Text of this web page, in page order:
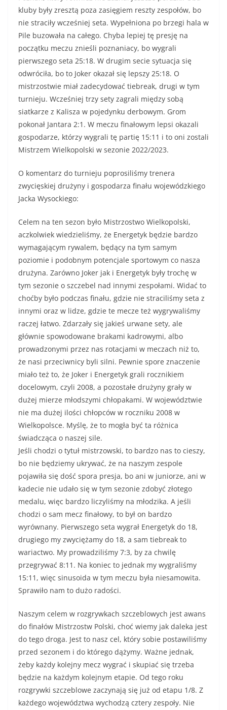
kluby były zresztą poza zasięgiem reszty zespołów, bo
nie straciły wcześniej seta. Wypełniona po brzegi hala w
Pile buzowała na całego. Chyba lepiej tę presję na
początku meczu znieśli poznaniacy, bo wygrali
pierwszego seta 25:18. W drugim secie sytuacja się
odwróciła, bo to Joker okazał się lepszy 25:18. O
mistrzostwie miał zadecydować tiebreak, drugi w tym
turnieju. Wcześniej trzy sety zagrali między sobą
siatkarze z Kalisza w pojedynku derbowym. Grom
pokonał Jantara 2:1. W meczu finałowym lepsi okazali
gospodarze, którzy wygrali tę partię 15:11 i to oni zostali
Mistrzem Wielkopolski w sezonie 2022/2023.
O komentarz do turnieju poprosiliśmy trenera
zwycięskiej drużyny i gospodarza finału wojewódzkiego
Jacka Wysockiego:
Celem na ten sezon było Mistrzostwo Wielkopolski,
aczkolwiek wiedzieliśmy, że Energetyk będzie bardzo
wymagającym rywalem, będący na tym samym
poziomie i podobnym potencjale sportowym co nasza
drużyna. Zarówno Joker jak i Energetyk były trochę w
tym sezonie o szczebel nad innymi zespołami. Widać to
choćby było podczas finału, gdzie nie straciliśmy seta z
innymi oraz w lidze, gdzie te mecze też wygrywaliśmy
raczej łatwo. Zdarzały się jakieś urwane sety, ale
głównie spowodowane brakami kadrowymi, albo
prowadzonymi przez nas rotacjami w meczach niż to,
że nasi przeciwnicy byli silni. Pewnie spore znaczenie
miało też to, że Joker i Energetyk grali rocznikiem
docelowym, czyli 2008, a pozostałe drużyny grały w
dużej mierze młodszymi chłopakami. W województwie
nie ma dużej ilości chłopców w roczniku 2008 w
Wielkopolsce. Myślę, że to mogła być ta różnica
świadcząca o naszej sile.
Jeśli chodzi o tytuł mistrzowski, to bardzo nas to cieszy,
bo nie będziemy ukrywać, że na naszym zespole
pojawiła się dość spora presja, bo ani w juniorze, ani w
kadecie nie udało się w tym sezonie zdobyć złotego
medalu, więc bardzo liczyliśmy na młodzika. A jeśli
chodzi o sam mecz finałowy, to był on bardzo
wyrównany. Pierwszego seta wygrał Energetyk do 18,
drugiego my zwyciężamy do 18, a sam tiebreak to
wariactwo. My prowadziliśmy 7:3, by za chwilę
przegrywać 8:11. Na koniec to jednak my wygraliśmy
15:11, więc sinusoida w tym meczu była niesamowita.
Sprawiło nam to dużo radości.
Naszym celem w rozgrywkach szczeblowych jest awans
do finałów Mistrzostw Polski, choć wiemy jak daleka jest
do tego droga. Jest to nasz cel, który sobie postawiliśmy
przed sezonem i do którego dążymy. Ważne jednak,
żeby każdy kolejny mecz wygrać i skupiać się trzeba
będzie na każdym kolejnym etapie. Od tego roku
rozgrywki szczeblowe zaczynają się już od etapu 1/8. Z
każdego województwa wychodzą cztery zespoły. Nie